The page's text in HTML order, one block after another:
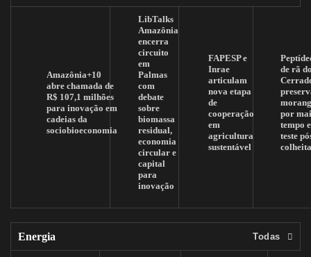
Amazônia+10
abre chamada de
R$ 107,1 milhões
para inovação em
cadeias da
sociobioeconomia
LibTalks
Amazônia
encerra
circuito
em
Palmas
com
debate
sobre
biomassa
residual,
economia
circular e
capital
para
inovação
FAPESP e
Inrae
articulam
nova etapa
de
cooperação
em
agricultura
sustentável
de rã
por
tempo
teste
Energia Todas